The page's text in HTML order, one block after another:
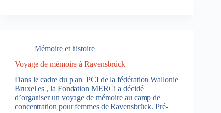
Mémoire et histoire
Voyage de mémoire à Ravensbrück
Dans le cadre du plan PCI de la fédération Wallonie
Bruxelles , la Fondation MERCi a décidé
d’organiser un voyage de mémoire au camp de
concentration pour femmes de Ravensbrück. Pré-